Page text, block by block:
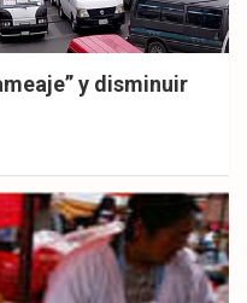
y disminuir